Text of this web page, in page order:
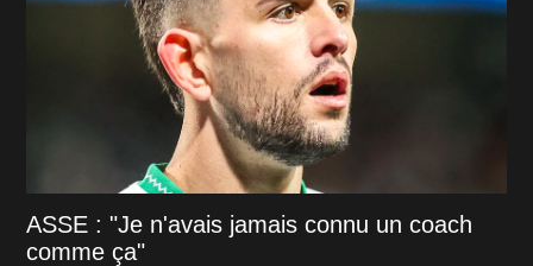
ASSE : "Je n'avais jamais connu un coach
comme ça"